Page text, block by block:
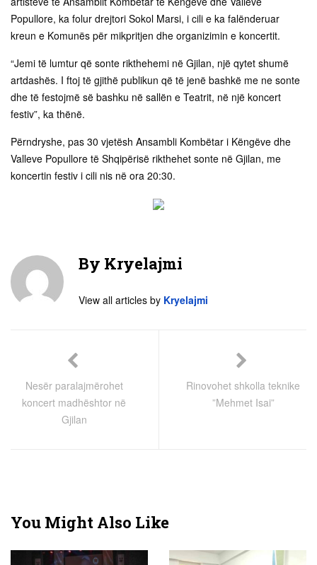
Popullore, ka folur drejtori Sokol Marsi, i cili e ka falënderuar
kreun e Komunës për mikpritjen dhe organizimin e koncertit.
“Jemi të lumtur që sonte rikthehemi në Gjilan, një qytet shumë
artdashës. I ftoj të gjithë publikun që të jenë bashkë me ne sonte
dhe të festojmë së bashku në sallën e Teatrit, në një koncert
festiv”, ka thënë.
Përndryshe, pas 30 vjetësh Ansambli Kombëtar i Këngëve dhe
Valleve Popullore të Shqipërisë rikthehet sonte në Gjilan, me
koncertin festiv i cili nis në ora 20:30.
By Kryelajmi
View all articles by Kryelajmi
Nesër paralajmërohet
koncert madhështor në
Gjilan
Rinovohet shkolla teknike
”Mehmet Isai”
You Might Also Like